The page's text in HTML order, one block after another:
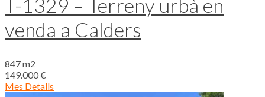
T-1329 – Terreny urbà en
venda a Calders
847 m2
149.000 €
Mes Detalls